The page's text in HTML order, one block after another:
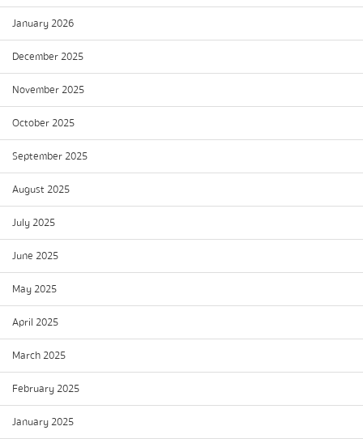
January 2026
December 2025
November 2025
October 2025
September 2025
August 2025
July 2025
June 2025
May 2025
April 2025
March 2025
February 2025
January 2025